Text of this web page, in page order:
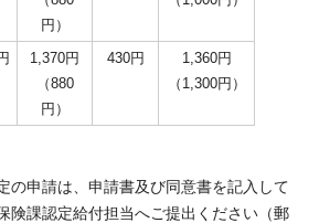
円）
1,370円
（880
円）
430円
1,360円
（1,300円）
の申請は、申請書及び同意書を記入して
険課認定給付担当へご提出ください（郵